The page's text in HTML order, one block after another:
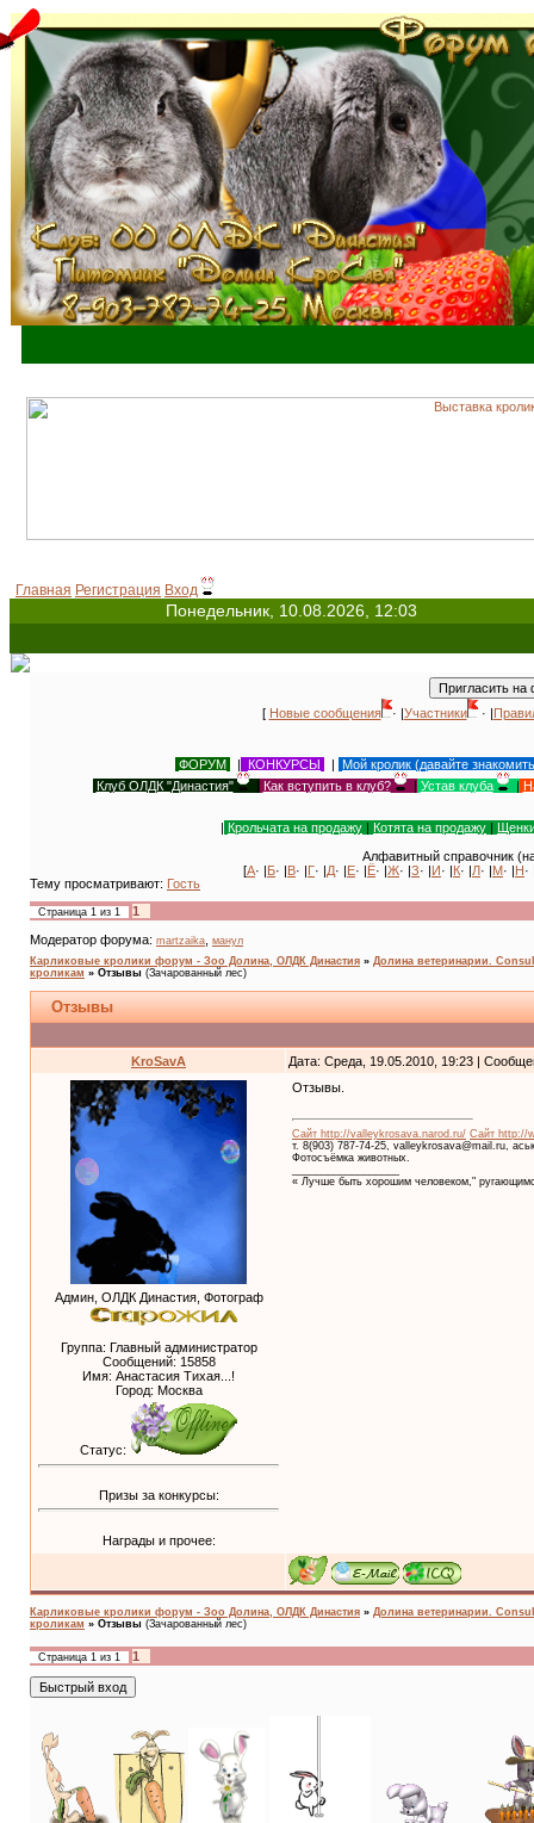
Главная Регистрация Вход
Понедельник, 10.08.2026, 12:03
[ Новые сообщения · |Участники · |
ФОРУМ | КОНКУРСЫ | Мой кролик (давайте
Клуб ОЛДК "Династия"
| Как вступить в клуб? | Устав клуба |
| Крольчата на продажу | Котята на продажу |
Алфавитный справочник
[А· |Б· |В· |Г· |Д· |Е· |Ё· |Ж· |З· |И· |К· |Л· |М· |Н·
Тему просматривают: Гость
Страница 1 из 1
1
Модератор форума: martzaika манул
Карликовые кролики форум - Зоо Долина, ОЛДК Династия » Долина ветеринарии.
кроликам » Отзывы (Зачарованный лес)
Отзывы
KroSavA Дата: Среда, 19.05.2010, 19:23 |
Админ, ОЛДК Династия, Фотограф
Группа: Главный администратор
Сообщений: 15858
Имя: Анастасия Тихая...!
Город: Москва
Статус:
Призы за конкурсы:
Награды и прочее:
Отзывы.
Сайт http://valleykrosava.narod.ru/ Сайт http://
т. 8(903) 787-74-25, valleykrosava@mail.ru,
Фотосъёмка животных.
« Лучше быть хорошим человеком,"
Карликовые кролики форум - Зоо Долина, ОЛДК Династия » Долина ветеринарии.
кроликам » Отзывы (Зачарованный лес)
Страница 1 из 1 1